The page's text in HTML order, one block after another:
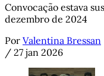
Convocação estava
dezembro de 2024
Por Valentina Bressan
/ 27 jan 2026